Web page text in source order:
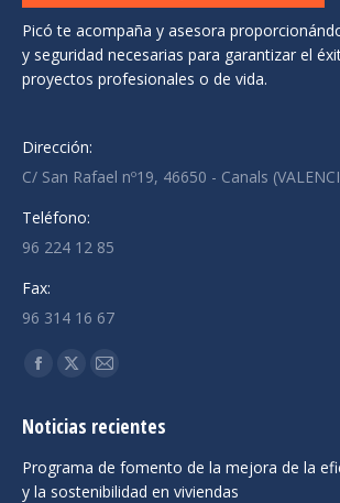
Picó te acompaña y asesora
y seguridad necesarias para garantizar el
proyectos profesionales o de vida.
Dirección:
C/ San Rafael nº19, 46650 - Canals
Teléfono:
96 224 12 85
Fax:
96 314 16 67
Encuéntranos en:
Facebook
opens
in
new
X
opens
in
new
Mail
opens
in
new
Noticias recientes
Programa de fomento de la mejora de la
y la sostenibilidad en viviendas